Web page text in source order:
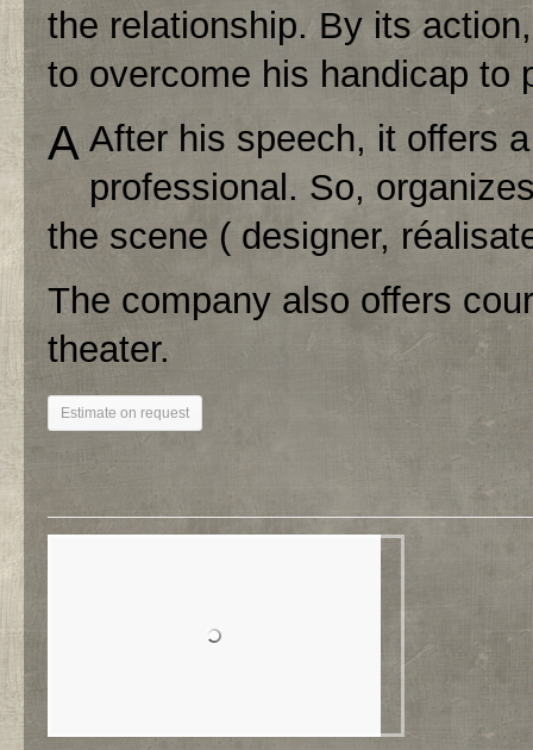
the relationship. By its
to overcome his handicap to
A After his speech, it offers
professional. So,
the scene ( designer,
The company also offers
theater.
Estimate on request